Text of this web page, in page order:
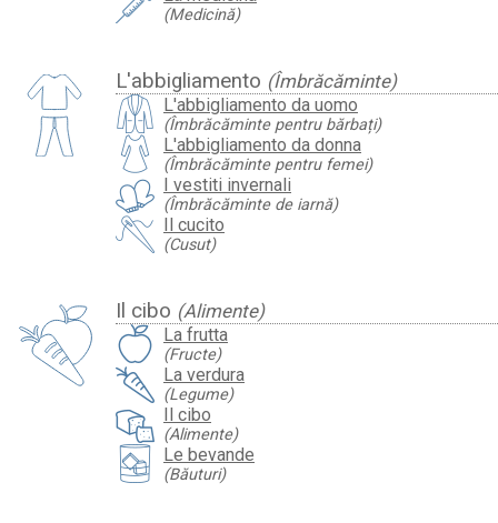
(Medicină)
L'abbigliamento (Îmbrăcăminte)
L'abbigliamento da uomo
(Îmbrăcăminte pentru bărbați)
L'abbigliamento da donna
(Îmbrăcăminte pentru femei)
I vestiti invernali
(Îmbrăcăminte de iarnă)
Il cucito
(Cusut)
Il cibo (Alimente)
La frutta
(Fructe)
La verdura
(Legume)
Il cibo
(Alimente)
Le bevande
(Băuturi)